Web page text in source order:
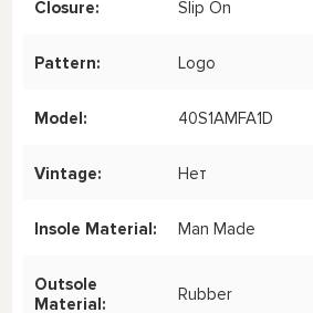
Closure: Slip On
Pattern: Logo
Model: 40S1AMFA1D
Vintage: Нет
Insole Material: Man Made
Outsole
Material:
Rubber